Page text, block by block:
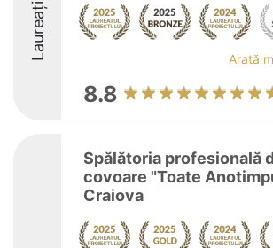
Laureați Arată
8.8
Spălătoria profesională
covoare "Toate
Craiova